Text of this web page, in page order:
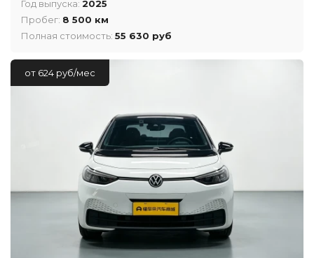
Год выпуска: 2025
Пробег: 8 500 км
Полная стоимость: 55 630 руб
от 624 руб/мес